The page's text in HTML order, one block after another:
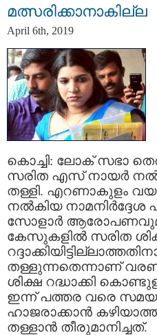
മത്സരിക്കാനാകില്ല
April 6th, 2019
കൊച്ചി: ലോക് സഭാ
സരിത എസ് നായർ
തള്ളി. എറണാകുളം
നൽകിയ
സോളാര്‍
കേസുകളിൽ സരിത
തള്ളുന്നതെന്നാണ്
ശിക്ഷ റദ്ധാക്കി
ഇന്ന് പത്തര വരെ
ഹാജരാക്കാൻ
തള്ളാൻ തീരുമാനിച്ചത്.